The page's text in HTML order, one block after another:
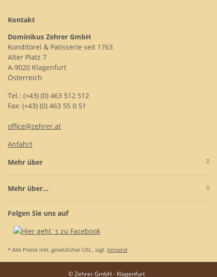
Kontakt
Dominikus Zehrer GmbH
Konditorei & Patisserie seit 1763
Alter Platz 7
A-9020 Klagenfurt
Österreich
Tel.: (+43) (0) 463 512 512
Fax: (+43) (0) 463 55 0 51
office@zehrer.at
Anfahrt
Mehr über
Mehr über...
Folgen Sie uns auf
* Alle Preise inkl. gesetzlicher USt., zzgl. Versand
© Zehrer GmbH - Klagenfurt